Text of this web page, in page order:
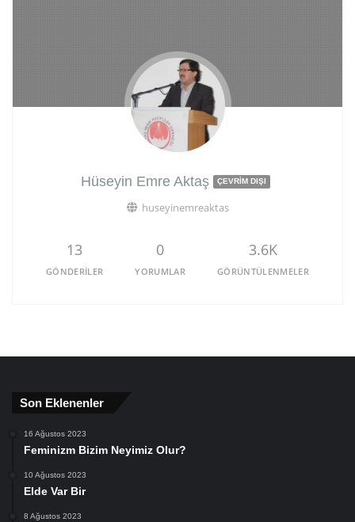
Hüseyin Emre Aktaş ÇEVRIM DIŞI
huseyinemreaktas
13
GÖNDERILER
0
YORUMLAR
3.6K
GÖRÜNTÜLENMELER
Son Eklenenler
16 Ağustos 2023
Feminizm Bizim Neyimiz Olur?
10 Ağustos 2023
Elde Var Bir
8 Ağustos 2023